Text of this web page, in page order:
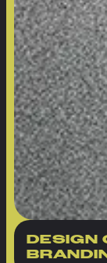
DESIGN